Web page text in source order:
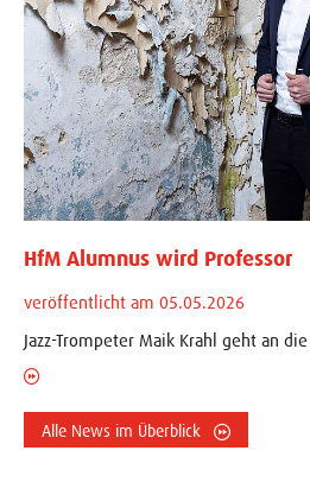
HfM Alumnus wird Professor
veröffentlicht am 05.05.2026
Jazz-Trompeter Maik Krahl geht an
Alle News im Überblick